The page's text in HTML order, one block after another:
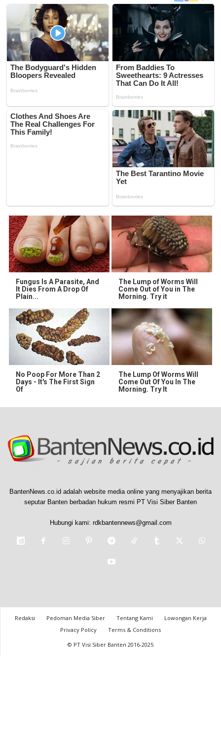
Fungus Is A Parasite, And
It Dies From A Drop Of
Plain...
The Lump of Worms Will
Come Out of You in The
Morning. Try it
No Poop For More Than 2
Days - It's The First Sign
Of
The Lump Of Worms Will
Come Out Of You In The
Morning. Try It
BantenNews.co.id adalah website media online yang menyajikan berita
seputar Banten berbadan hukum resmi PT Visi Siber Banten
Hubungi kami: rdkbantennews@gmail.com
Redaksi Pedoman Media Siber Tentang Kami
Lowongan Kerja
Privacy Policy
Terms & Conditions
© PT Visi Siber Banten 2016-2025